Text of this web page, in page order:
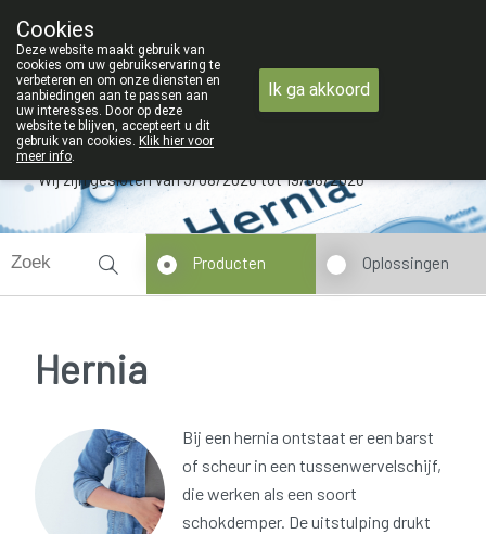
09 228 32 36
Wij zijn gesloten van 3/08/2026 tot 19/08/2026
Producten Oplossingen
Hernia
Bij een hernia ontstaat er een barst
of scheur in een tussenwervelschijf,
die werken als een soort
schokdemper. De uitstulping drukt
Cookies
Deze website maakt gebruik van
cookies om uw gebruikservaring te
verbeteren en om onze diensten en
aanbiedingen aan te passen aan
uw interesses. Door op deze
website te blijven, accepteert u dit
gebruik van cookies. Klik hier voor
meer info.
Ik ga akkoord